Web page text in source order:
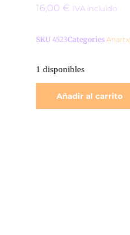
16,00 € IVA incluido
SKU 4523Categories
1 disponibles
Añadir al carrito